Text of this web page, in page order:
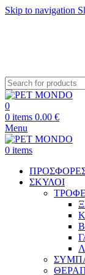
Skip to navigation
0
0 items 0.00 €
Menu
0 items
ΣΚΥΛΟΙ